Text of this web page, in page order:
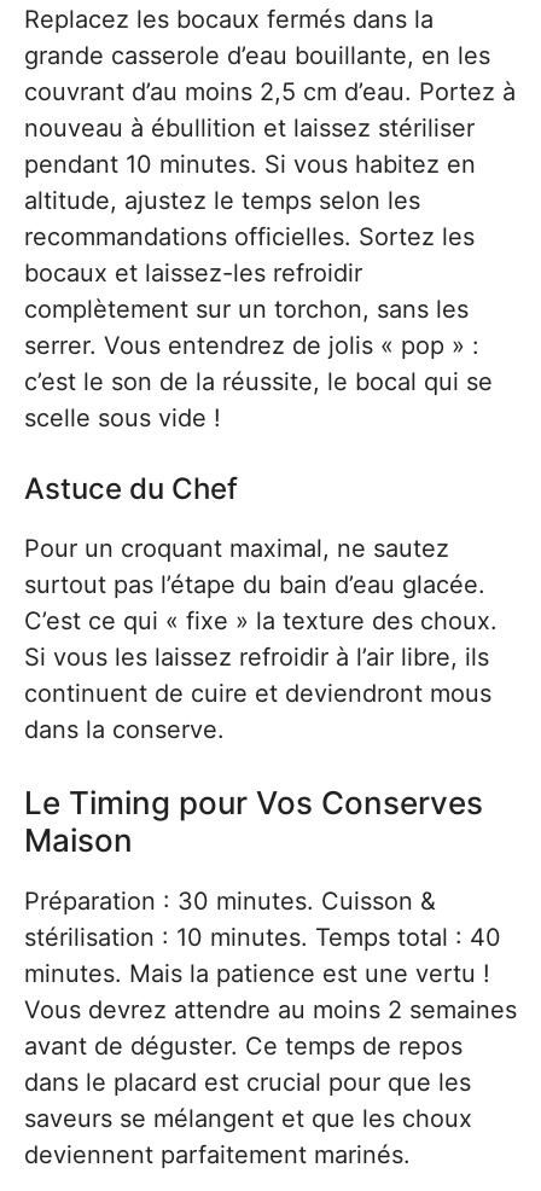
Replacez les bocaux fermés dans la
grande casserole d’eau bouillante, en les
couvrant d’au moins 2,5 cm d’eau. Portez à
nouveau à ébullition et laissez stériliser
pendant 10 minutes. Si vous habitez en
altitude, ajustez le temps selon les
recommandations officielles. Sortez les
bocaux et laissez-les refroidir
complètement sur un torchon, sans les
serrer. Vous entendrez de jolis « pop » :
c’est le son de la réussite, le bocal qui se
scelle sous vide !
Astuce du Chef
Pour un croquant maximal, ne sautez
surtout pas l’étape du bain d’eau glacée.
C’est ce qui « fixe » la texture des choux.
Si vous les laissez refroidir à l’air libre, ils
continuent de cuire et deviendront mous
dans la conserve.
Le Timing pour Vos Conserves
Maison
Préparation : 30 minutes. Cuisson &
stérilisation : 10 minutes. Temps total : 40
minutes. Mais la patience est une vertu !
Vous devrez attendre au moins 2 semaines
avant de déguster. Ce temps de repos
dans le placard est crucial pour que les
saveurs se mélangent et que les choux
deviennent parfaitement marinés.